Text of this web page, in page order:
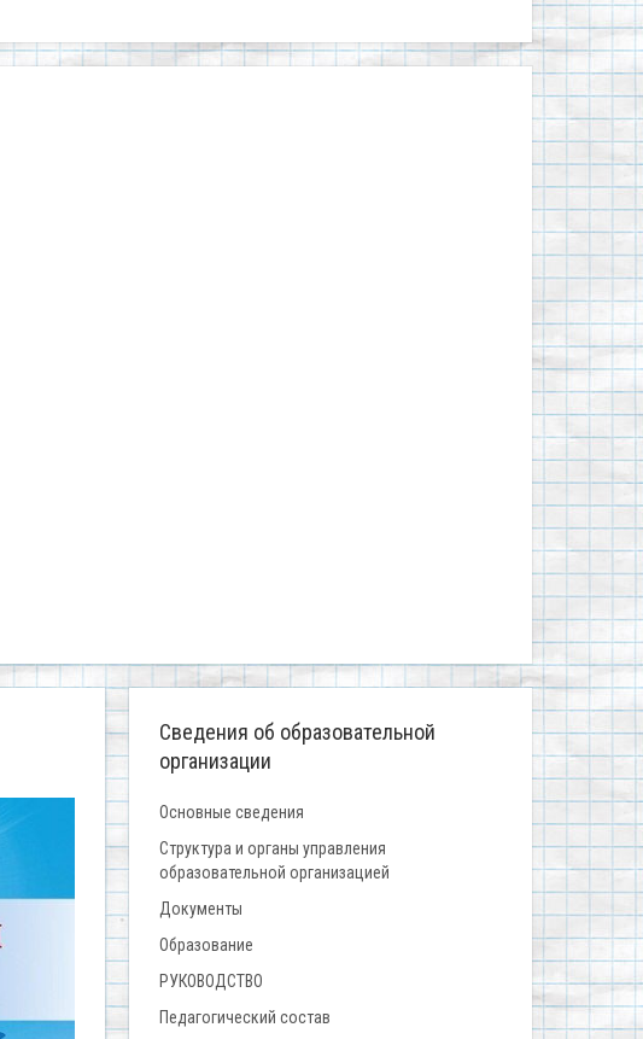
Сведения об образовательной
организации
Основные сведения
Структура и органы управления
образовательной организацией
Документы
Образование
РУКОВОДСТВО
Педагогический состав